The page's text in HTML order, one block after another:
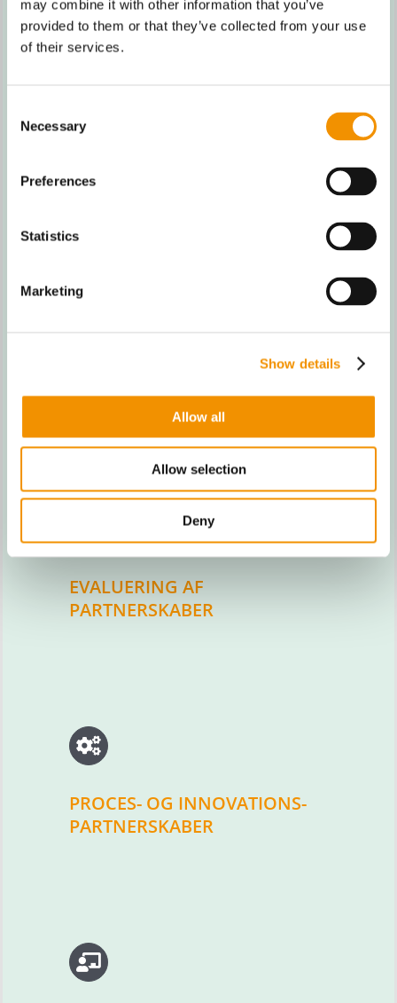
may combine it with other information that you’ve
provided to them or that they’ve collected from your use
of their services.
Selection
Necessary
Preferences
Statistics
Marketing
Show details
Allow all
Allow selection
Deny
PARTNERSKABER
PARTNERSKABS-ANALYSE
EVALUERING AF
PARTNERSKABER
PROCES- OG INNOVATIONS-
PARTNERSKABER